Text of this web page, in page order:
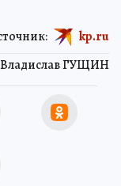
Владислав ГУЩИН
kp.ru